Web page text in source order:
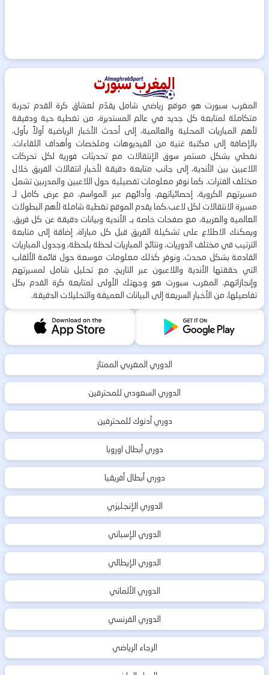
المغرب سبورت هو موقع رياضي شامل يقدّم لعشاق كرة القدم تجربة
متكاملة لمتابعة كل جديد في عالم المستديرة، من تغطية حية ودقيقة
لأهم المباريات المحلية والعالمية، إلى أحدث الأخبار الرياضية أولاً بأول،
بالإضافة إلى مكتبة غنية من الفيديوهات وملخصات وأهداف اللقاءات.
نغطي بشكل مستمر سوق الإنتقالات مع تحديثات فورية لكل تحركات
اللاعبين بين الأندية، إلى جانب متابعة دقيقة لأخبار انتقالات الفريق خلال
مختلف الفترات. كما نوفر معلومات تفصيلية حول اللاعبين والمدربين تشمل
مسيرتهم الكروية، إحصائياتهم، وأدائهم عبر المواسم، مع عرض كامل لـ
مسيرة الانتقالات لكل لاعب.كما يقدم الموقع تغطية شاملة لأهم البطولات
العالمية والعربية، مع صفحات خاصة بـ الأندية وبيانات دقيقة عن كل فريق.
ويمكنك الاطلاع على تشكيلة الفريق قبل كل مباراة، إضافة إلى متابعة
الترتيب في مختلف الدوريات، ونتائج المباريات لحظة بلحظة، وجدول المباريات
القادمة بشكل محدث. ونوفر كذلك معلومات موسعة حول قائمة الألقاب
التي حققتها الأندية واللاعبون عبر التاريخ، مع تحليل شامل لمسيرتهم
وإنجازاتهم. المغرب سبورت هو وجهتك الأولى لمتابعة كرة القدم بكل
تفاصيلها، من الأخبار السريعة إلى البيانات العميقة والتحليلات الدقيقة.
الدوري المغربي الممتاز
الدوري السعودي للمحترفين
دوري أدنوك للمحترفين
دوري أبطال اوروبا
دوري أبطال أفريقيا
الدوري الإنجليزي
الدوري الإسباني
الدوري الإيطالي
الدوري الألماني
الدوري الفرنسي
الرجاء الرياضي